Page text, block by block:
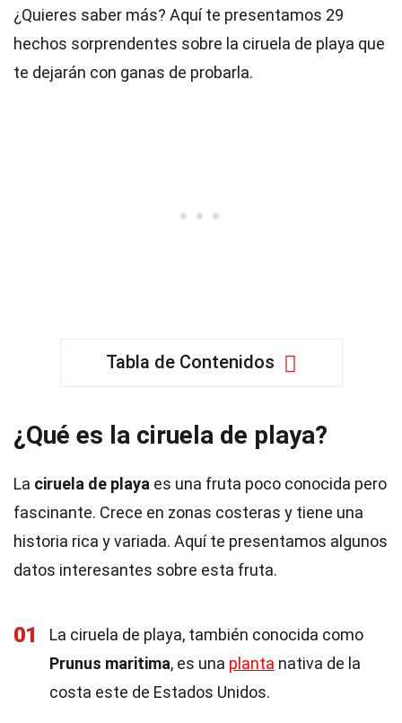
¿Quieres saber más? Aquí te presentamos 29
hechos sorprendentes sobre la ciruela de playa que
te dejarán con ganas de probarla.
Tabla de Contenidos
¿Qué es la ciruela de playa?
La ciruela de playa es una fruta poco conocida pero
fascinante. Crece en zonas costeras y tiene una
historia rica y variada. Aquí te presentamos algunos
datos interesantes sobre esta fruta.
01
La ciruela de playa, también conocida como
Prunus maritima, es una planta nativa de la
costa este de Estados Unidos.